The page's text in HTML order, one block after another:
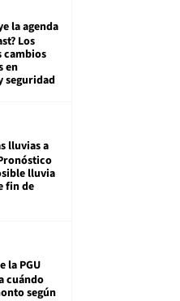
la agenda
Los
cambios
en
seguridad
lluvias a
lluvia
fin de
la PGU
cuándo
según